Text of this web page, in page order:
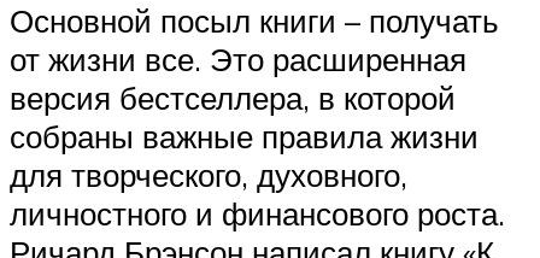
Основной посыл книги – получать
от жизни все. Это расширенная
версия бестселлера, в которой
собраны важные правила жизни
для творческого, духовного,
личностного и финансового роста.